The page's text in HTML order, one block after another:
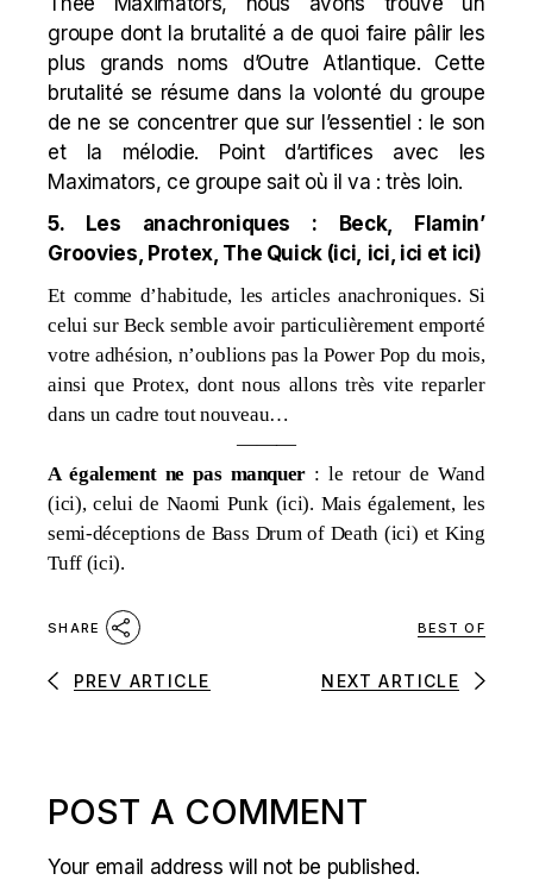
groupe dont la brutalité a de quoi faire pâlir les
plus grands noms d’Outre Atlantique. Cette
brutalité se résume dans la volonté du groupe
de ne se concentrer que sur l’essentiel : le son
et la mélodie. Point d’artifices avec les
Maximators, ce groupe sait où il va : très loin.
5. Les anachroniques : Beck, Flamin’
Groovies, Protex, The Quick (ici, ici, ici et ici)
Et comme d’habitude, les articles anachroniques. Si
celui sur Beck semble avoir particulièrement emporté
votre adhésion, n’oublions pas la Power Pop du mois,
ainsi que Protex, dont nous allons très vite reparler
dans un cadre tout nouveau…
———
A également ne pas manquer : le retour de Wand
(ici), celui de Naomi Punk (ici). Mais également, les
semi-déceptions de Bass Drum of Death (ici) et King
Tuff (ici).
SHARE BEST OF
PREV ARTICLE NEXT ARTICLE
POST A COMMENT
Your email address will not be published.